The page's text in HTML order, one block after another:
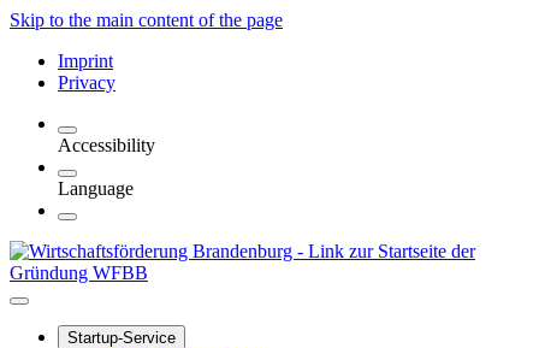
Skip to the main content of the page
Imprint
Privacy
Accessibility
Language
Startup-Service